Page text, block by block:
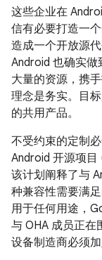
这些企业在
信有必要打造一
造成一个开放源
Android 也确实做
大量的资源，携
理念是务实。目
的共用产品。
不受约束的定制
Android 开源项目
该计划阐释了与
种兼容性需要满
用于任何用途，
与 OHA 成员正在
设备制造商必须